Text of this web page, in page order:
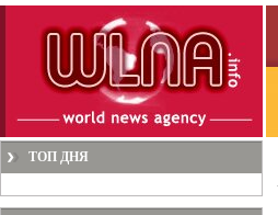
ТОП ДНЯ